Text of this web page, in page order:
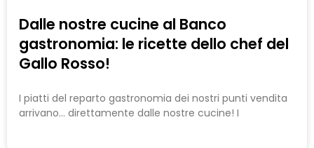
Dalle nostre cucine al Banco
gastronomia: le ricette dello chef del
Gallo Rosso!
I piatti del reparto gastronomia dei nostri punti vendita
arrivano… direttamente dalle nostre cucine! I